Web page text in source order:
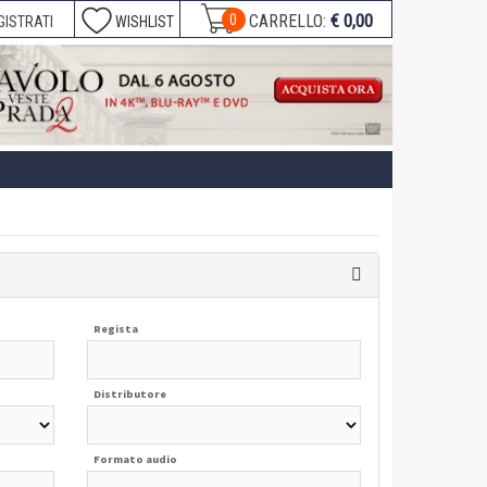
0 CARRELLO: € 0,00
WISHLIST
Regista
Distributore
Formato audio